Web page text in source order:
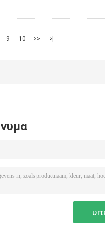
9 10 >> >|